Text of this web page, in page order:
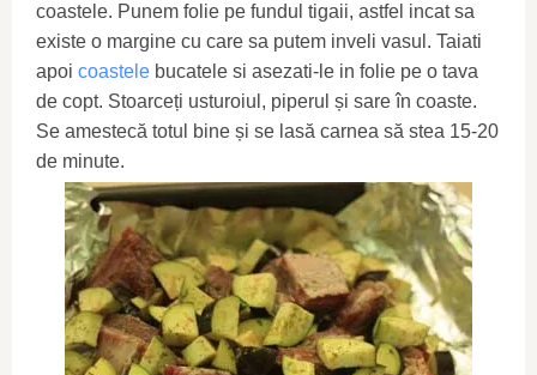
coastele. Punem folie pe fundul tigaii, astfel incat sa
existe o margine cu care sa putem inveli vasul. Taiati
apoi coastele bucatele si asezati-le in folie pe o tava
de copt. Stoarceți usturoiul, piperul și sare în coaste.
Se amestecă totul bine și se lasă carnea să stea 15-20
de minute.